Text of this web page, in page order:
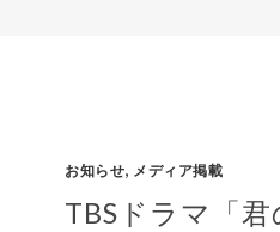
お知らせ, メディア掲載
TBSドラマ「君